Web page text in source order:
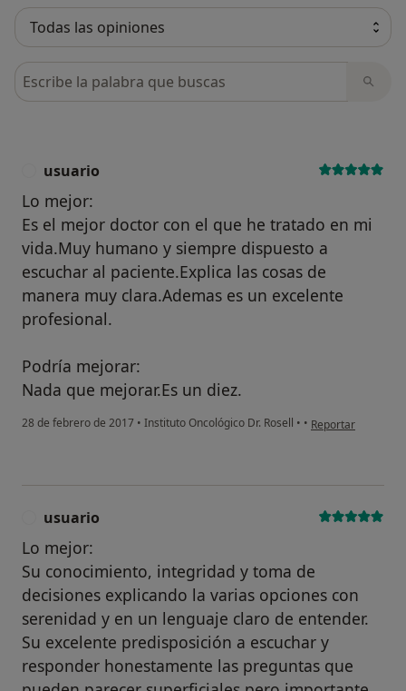
Busca en opiniones
usuario
Lo mejor:
Es el mejor doctor con el que he tratado en mi
vida.Muy humano y siempre dispuesto a
escuchar al paciente.Explica las cosas de
manera muy clara.Ademas es un excelente
profesional.
Podría mejorar:
Nada que mejorar.Es un diez.
28 de febrero de 2017 • Instituto Oncológico Dr. Rosell • • en opinión del
Reportar
usuario
Lo mejor:
Su conocimiento, integridad y toma de
decisiones explicando la varias opciones con
serenidad y en un lenguaje claro de entender.
Su excelente predisposición a escuchar y
responder honestamente las preguntas que